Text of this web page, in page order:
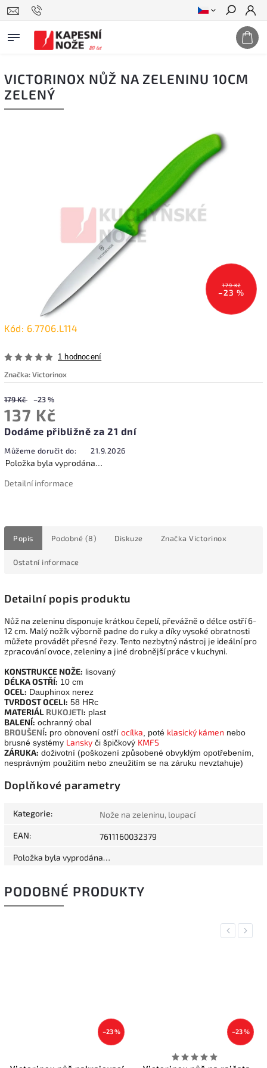
Hledat
VICTORINOX NŮŽ NA ZELENINU 10CM
ZELENÝ
179 Kč
–23 %
Kód: 6.7706.L114
1 hodnocení
Značka:Victorinox
179 Kč –23 %
137 Kč
Dodáme přibližně za 21 dní
Můžeme doručit do: 21.9.2026
Položka byla vyprodána…
Detailní informace
Popis Podobné (8) Diskuze Značka Victorinox
Ostatní informace
Detailní popis produktu
Nůž na zeleninu disponuje krátkou čepelí, převážně o délce ostří 6-
12 cm. Malý nožík výborně padne do ruky a díky vysoké obratnosti
můžete provádět přesné řezy. Tento nezbytný nástroj je ideální pro
zpracování ovoce, zeleniny a jiné drobnější práce v kuchyni.
KONSTRUKCE NOŽE: lisovaný
DÉLKA OSTŘÍ: 10 cm
OCEL: Dauphinox nerez
TVRDOST OCELI: 58 HRc
MATERIÁL RUKOJETI: plast
BALENÍ: ochranný obal
BROUŠENÍ: pro obnovení ostří ocílka , poté klasický kámen nebo
brusné systémy Lansky či špičkový KMFS
ZÁRUKA: doživotní (poškození způsobené obvyklým opotřebením,
nesprávným použitím nebo zneužitím se na záruku nevztahuje)
Doplňkové parametry
Kategorie: Nože na zeleninu, loupací
EAN: 7611160032379
Položka byla vyprodána…
PODOBNÉ PRODUKTY
Previous
Next